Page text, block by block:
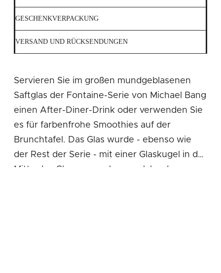
GESCHENKVERPACKUNG
VERSAND UND RÜCKSENDUNGEN
Servieren Sie im großen mundgeblasenen
Saftglas der Fontaine-Serie von Michael Bang
einen After-Diner-Drink oder verwenden Sie
es für farbenfrohe Smoothies auf der
Brunchtafel. Das Glas wurde - ebenso wie
der Rest der Serie - mit einer Glaskugel in der
Mitte des Glases versehen, welche das